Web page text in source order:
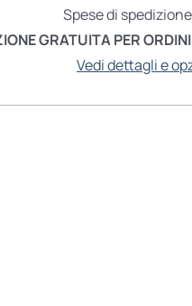
Spese di
GRATUITA PER
Vedi dettagli e